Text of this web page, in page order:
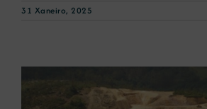
31 Xaneiro, 2025